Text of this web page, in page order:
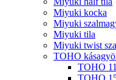
Miyuki kocka
Miyuki
Miyuki tila
Miyuki twist
TOHO
TOHO